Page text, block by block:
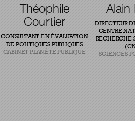
Théophile
Courtier
CONSULTANT EN ÉVALUATION
DE POLITIQUES PUBLIQUES
CABINET PLANÈTE PUBLIQUE
Alain
DIRECTEUR
CENTRE
RECHERCHE
SCIENCES